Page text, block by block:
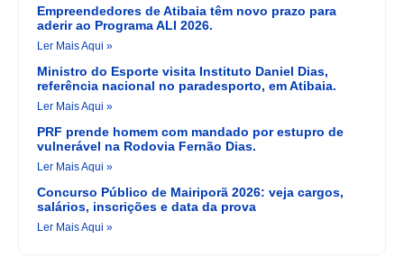
Empreendedores de Atibaia têm novo prazo para
aderir ao Programa ALI 2026.
Ler Mais Aqui »
Ministro do Esporte visita Instituto Daniel Dias,
referência nacional no paradesporto, em Atibaia.
Ler Mais Aqui »
PRF prende homem com mandado por estupro de
vulnerável na Rodovia Fernão Dias.
Ler Mais Aqui »
Concurso Público de Mairiporã 2026: veja cargos,
salários, inscrições e data da prova
Ler Mais Aqui »